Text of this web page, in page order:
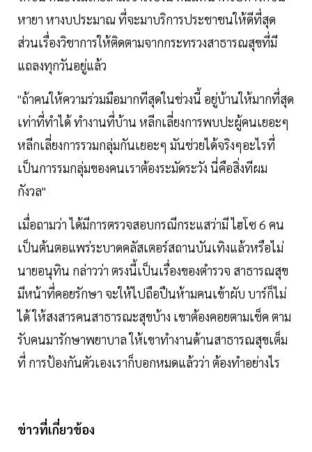
หายา หางบประมาณ ที่จะมาบริการประชาชนให้ดีที่สุด
ส่วนเรื่องวิชาการให้ติดตามจากกระทรวงสาธารณสุขที่มี
แถลงทุกวันอยู่แล้ว
"ถ้าคนให้ความร่วมมือมากทีสุดในช่วงนี้ อยู่บ้านให้มากที่สุด
เท่าที่ทำได้ ทำงานที่บ้าน หลีกเลี่ยงการพบปะผู้คนเยอะๆ
หลีกเลี่ยงการรวมกลุ่มกันเยอะๆ มันช่วยได้จริงๆอะไรที่
เป็นการรมกลุ่มของคนเราต้องระมัดระวัง นี่คือสิ่งทีผม
กังวล"
เมื่อถามว่า ได้มีการตรวจสอบกรณีกระแสว่ามี ไฮโซ 6 คน
เป็นต้นตอแพร่ระบาดคลัสเตอร์สถานบันเทิงแล้วหรือไม่
นายอนุทิน กล่าวว่า ตรงนี้เป็นเรื่องของตำรวจ สาธารณสุข
มีหน้าที่คอยรักษา จะให้ไปถือปืนห้ามคนเข้าผับ บาร์ก็ไม่
ได้ ให้สงสารคนสาธารณะสุขบ้าง เขาต้องคอยตามเช็ค ตาม
รับคนมารักษาพยาบาล ให้เขาทำงานด้านสาธารณสุขเต็ม
ที่ การป้องกันตัวเองเราก็บอกหมดแล้วว่า ต้องทำอย่างไร
ข่าวที่เกี่ยวข้อง